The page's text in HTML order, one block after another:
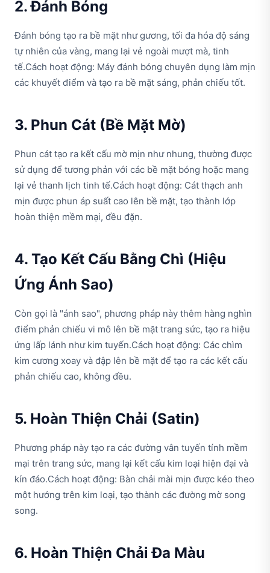
2. Đánh Bóng
Đánh bóng tạo ra bề mặt như gương, tối đa hóa độ sáng
tự nhiên của vàng, mang lại vẻ ngoài mượt mà, tinh
tế.Cách hoạt động: Máy đánh bóng chuyên dụng làm mịn
các khuyết điểm và tạo ra bề mặt sáng, phản chiếu tốt.
3. Phun Cát (Bề Mặt Mờ)
Phun cát tạo ra kết cấu mờ mịn như nhung, thường được
sử dụng để tương phản với các bề mặt bóng hoặc mang
lại vẻ thanh lịch tinh tế.Cách hoạt động: Cát thạch anh
mịn được phun áp suất cao lên bề mặt, tạo thành lớp
hoàn thiện mềm mại, đều đặn.
4. Tạo Kết Cấu Bằng Chì (Hiệu
Ứng Ánh Sao)
Còn gọi là "ánh sao", phương pháp này thêm hàng nghìn
điểm phản chiếu vi mô lên bề mặt trang sức, tạo ra hiệu
ứng lấp lánh như kim tuyến.Cách hoạt động: Các chìm
kim cương xoay và đập lên bề mặt để tạo ra các kết cấu
phản chiếu cao, không đều.
5. Hoàn Thiện Chải (Satin)
Phương pháp này tạo ra các đường vân tuyến tính mềm
mại trên trang sức, mang lại kết cấu kim loại hiện đại và
kín đáo.Cách hoạt động: Bàn chải mài mịn được kéo theo
một hướng trên kim loại, tạo thành các đường mờ song
song.
6. Hoàn Thiện Chải Đa Màu